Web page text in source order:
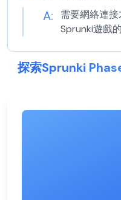
A:
需要網絡連
Sprunki遊戲
探索Sprunki